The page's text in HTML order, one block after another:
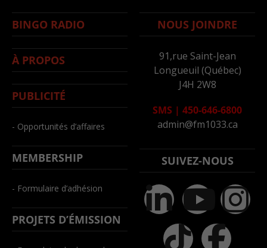
BINGO RADIO
À PROPOS
PUBLICITÉ
- Opportunités d’affaires
MEMBERSHIP
- Formulaire d’adhésion
PROJETS D’ÉMISSION
NOUS JOINDRE
91,rue Saint-Jean
Longueuil (Québec)
J4H 2W8
SMS | 450-646-6800
admin@fm1033.ca
SUIVEZ-NOUS